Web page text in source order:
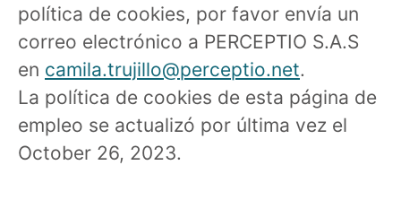
política de cookies, por favor envía un
correo electrónico a PERCEPTIO S.A.S
en camila.trujillo@perceptio.net.
La política de cookies de esta página de
empleo se actualizó por última vez el
October 26, 2023.